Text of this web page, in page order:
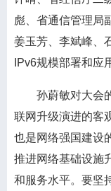
彪、省通信管理局
姜玉芳、李斌峰、
IPv6规模部署和应
孙蔚敏对大会
联网升级演进的客
也是网络强国建设
推进网络基础设施
和服务水平。要坚